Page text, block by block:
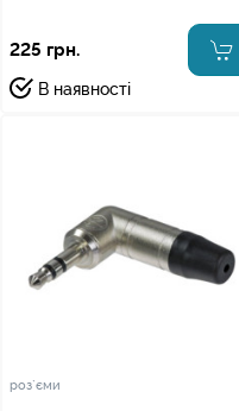
225 грн.
В наявності
роз`єми